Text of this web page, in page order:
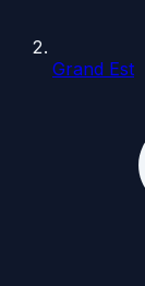
Grand Est